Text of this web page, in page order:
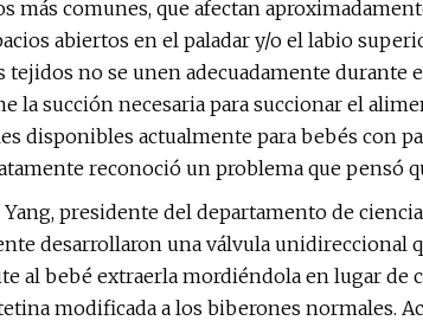
más comunes, que afectan
abiertos en el paladar y/o el labio
tejidos no se unen adecuadamente durante
la succión necesaria para succionar el
disponibles actualmente para bebés con
reconoció un problema que pensó
presidente del departamento de
desarrollaron una válvula unidireccional
al bebé extraerla mordiéndola en lugar de
modificada a los biberones normales.